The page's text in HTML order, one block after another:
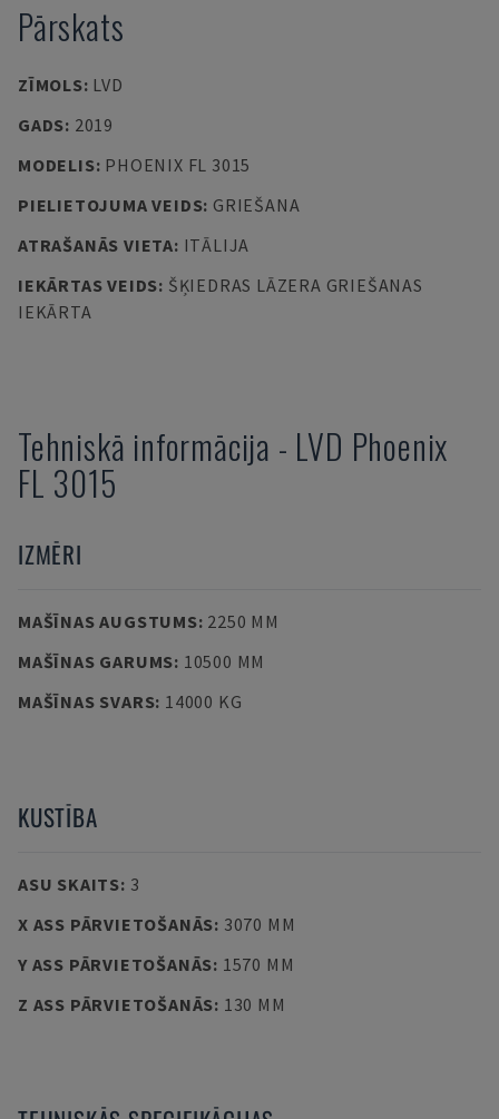
Pārskats
ZĪMOLS: LVD
GADS: 2019
MODELIS: PHOENIX FL 3015
PIELIETOJUMA VEIDS: GRIEŠANA
ATRAŠANĀS VIETA: ITĀLIJA
IEKĀRTAS VEIDS: ŠĶIEDRAS LĀZERA GRIEŠANAS
IEKĀRTA
Tehniskā informācija - LVD Phoenix
FL 3015
IZMĒRI
MAŠĪNAS AUGSTUMS: 2250 MM
MAŠĪNAS GARUMS: 10500 MM
MAŠĪNAS SVARS: 14000 KG
KUSTĪBA
ASU SKAITS: 3
X ASS PĀRVIETOŠANĀS: 3070 MM
Y ASS PĀRVIETOŠANĀS: 1570 MM
Z ASS PĀRVIETOŠANĀS: 130 MM